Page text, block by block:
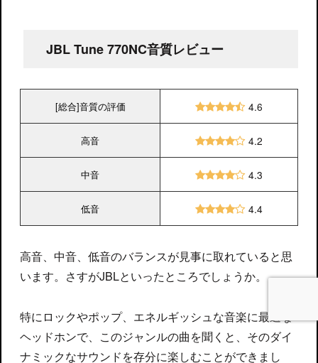
JBL Tune 770NC音質レビュー
[総合]音質の評価 4.6
高音 4.2
中音 4.3
低音 4.4
高音、中音、低音のバランスが見事に取れていると思
います。さすがJBLといったところでしょうか。
特にロックやポップ、エネルギッシュな音楽に最適な
ヘッドホンで、このジャンルの曲を聞くと、そのダイ
ナミックなサウンドを存分に楽しむことができまし